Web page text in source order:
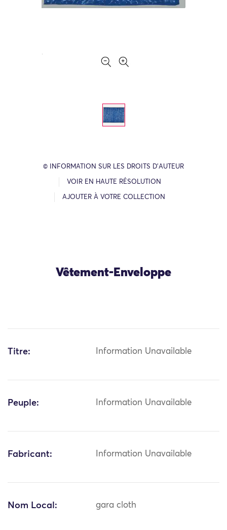
© INFORMATION SUR LES DROITS D’AUTEUR
VOIR EN HAUTE RÉSOLUTION
AJOUTER À VOTRE COLLECTION
Vêtement-Enveloppe
Titre: Information Unavailable
Peuple: Information Unavailable
Fabricant: Information Unavailable
Nom Local: gara cloth